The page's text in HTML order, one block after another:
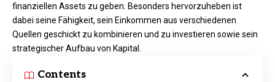
finanziellen Assets zu geben. Besonders hervorzuheben ist
dabei seine Fähigkeit, sein Einkommen aus verschiedenen
Quellen geschickt zu kombinieren und zu investieren sowie sein
strategischer Aufbau von Kapital.
Contents